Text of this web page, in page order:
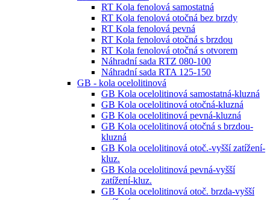
RT Kola fenolová samostatná
RT Kola fenolová otočná bez brzdy
RT Kola fenolová pevná
RT Kola fenolová otočná s brzdou
RT Kola fenolová otočná s otvorem
Náhradní sada RTZ 080-100
Náhradní sada RTA 125-150
GB - kola ocelolitinová
GB Kola ocelolitinová samostatná-kluzná
GB Kola ocelolitinová otočná-kluzná
GB Kola ocelolitinová pevná-kluzná
GB Kola ocelolitinová otočná s brzdou-
kluzná
GB Kola ocelolitinová otoč.-vyšší zatížení-
kluz.
GB Kola ocelolitinová pevná-vyšší
zatížení-kluz.
GB Kola ocelolitinová otoč. brzda-vyšší